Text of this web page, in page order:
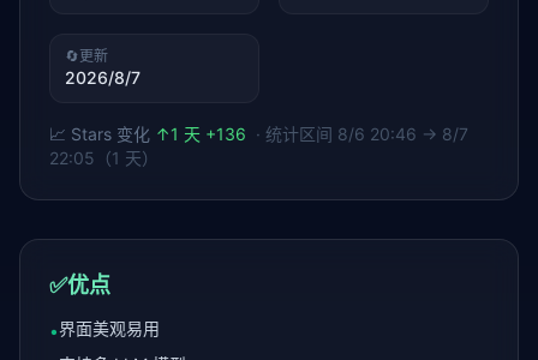
🔄更新
2026/8/7
📈 Stars 变化 ↑1 天 +136 · 统计区间 8/6 20:46 → 8/7
22:05（1 天）
✅优点
•界面美观易用